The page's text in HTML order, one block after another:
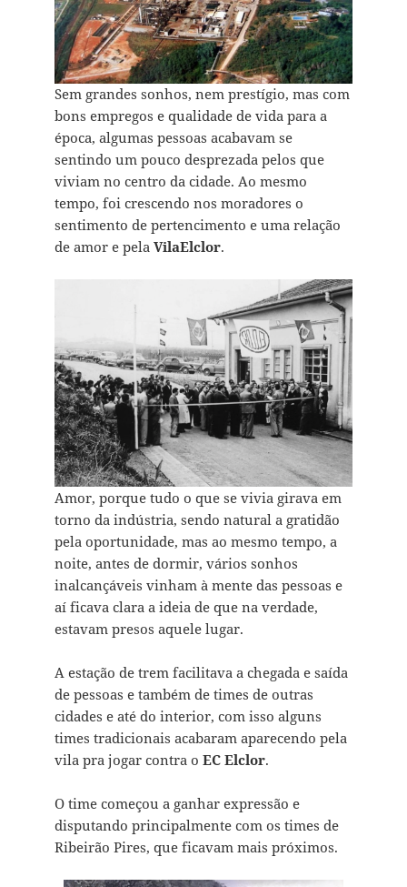
Sem grandes sonhos, nem prestígio, mas com
bons empregos e qualidade de vida para a
época, algumas pessoas acabavam se
sentindo um pouco desprezada pelos que
viviam no centro da cidade. Ao mesmo
tempo, foi crescendo nos moradores o
sentimento de pertencimento e uma relação
de amor e pela VilaElclor.
Amor, porque tudo o que se vivia girava em
torno da indústria, sendo natural a gratidão
pela oportunidade, mas ao mesmo tempo, a
noite, antes de dormir, vários sonhos
inalcançáveis vinham à mente das pessoas e
aí ficava clara a ideia de que na verdade,
estavam presos aquele lugar.
A estação de trem facilitava a chegada e saída
de pessoas e também de times de outras
cidades e até do interior, com isso alguns
times tradicionais acabaram aparecendo pela
vila pra jogar contra o EC Elclor.
O time começou a ganhar expressão e
disputando principalmente com os times de
Ribeirão Pires, que ficavam mais próximos.